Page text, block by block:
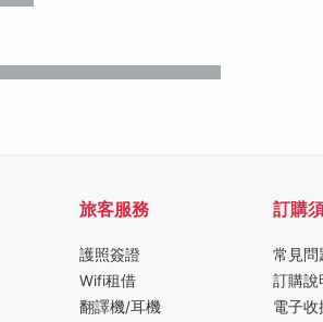
旅客服務
護照簽證
Wifi租借
翻譯機/耳機
訂購
常見問
訂購說
電子收